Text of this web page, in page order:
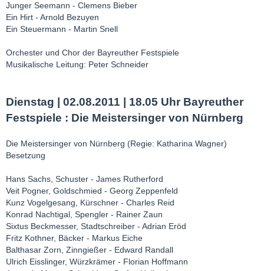
Junger Seemann - Clemens Bieber
Ein Hirt - Arnold Bezuyen
Ein Steuermann - Martin Snell
Orchester und Chor der Bayreuther Festspiele
Musikalische Leitung: Peter Schneider
Dienstag | 02.08.2011 | 18.05 Uhr Bayreuther
Festspiele : Die Meistersinger von Nürnberg
Die Meistersinger von Nürnberg (Regie: Katharina Wagner)
Besetzung
Hans Sachs, Schuster - James Rutherford
Veit Pogner, Goldschmied - Georg Zeppenfeld
Kunz Vogelgesang, Kürschner - Charles Reid
Konrad Nachtigal, Spengler - Rainer Zaun
Sixtus Beckmesser, Stadtschreiber - Adrian Eröd
Fritz Kothner, Bäcker - Markus Eiche
Balthasar Zorn, Zinngießer - Edward Randall
Ulrich Eisslinger, Würzkrämer - Florian Hoffmann